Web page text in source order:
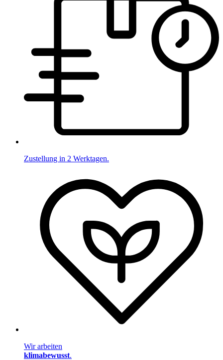
Zustellung in 2 Werktagen.
Wir arbeiten
klimabewusst.